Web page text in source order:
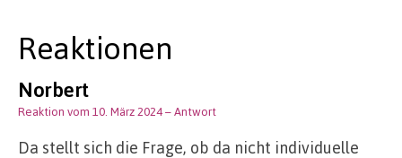
Reaktionen
Norbert
Reaktion vom 10. März 2024– Antwort
Da stellt sich die Frage, ob da nicht individuelle